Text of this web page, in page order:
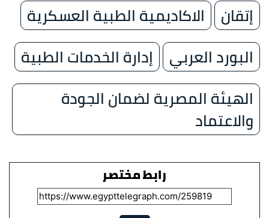
إتقان
الاكاديمية الطبية العسكرية
البورد العربي
إدارة الخدمات الطبية
الهيئة المصرية لضمان الجودة
والاعتماد
رابط مختصر